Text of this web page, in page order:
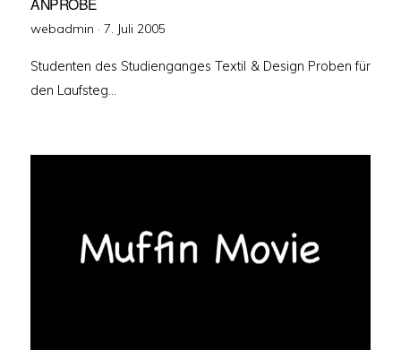
webadmin · Veröffentlicht
7. Juli 2005
Studenten des Studienganges Textil & Design Proben für
den Laufsteg…